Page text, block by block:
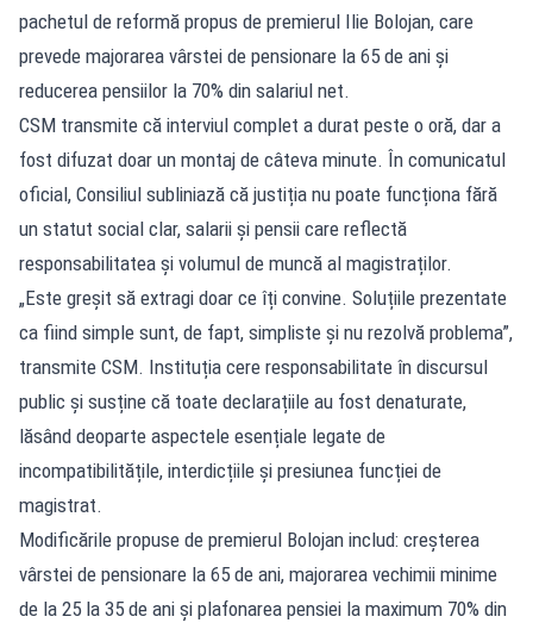
pachetul de reformă propus de premierul Ilie Bolojan, care
prevede majorarea vârstei de pensionare la 65 de ani și
reducerea pensiilor la 70% din salariul net.
CSM transmite că interviul complet a durat peste o oră, dar a
fost difuzat doar un montaj de câteva minute. În comunicatul
oficial, Consiliul subliniază că justiția nu poate funcționa fără
un statut social clar, salarii și pensii care reflectă
responsabilitatea și volumul de muncă al magistraților.
„Este greșit să extragi doar ce îți convine. Soluțiile prezentate
ca fiind simple sunt, de fapt, simpliste și nu rezolvă problema”,
transmite CSM. Instituția cere responsabilitate în discursul
public și susține că toate declarațiile au fost denaturate,
lăsând deoparte aspectele esențiale legate de
incompatibilitățile, interdicțiile și presiunea funcției de
magistrat.
Modificările propuse de premierul Bolojan includ: creșterea
vârstei de pensionare la 65 de ani, majorarea vechimii minime
de la 25 la 35 de ani și plafonarea pensiei la maximum 70% din